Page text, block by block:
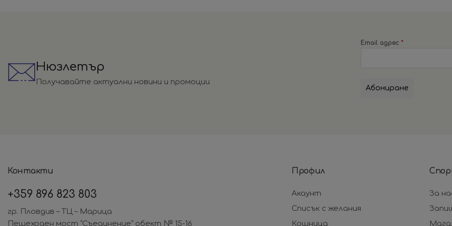
Нюзлетър
Получавайте актуални новини и промоции
Email адрес *
Абониране
Контакти
+359 896 823 803
гр. Пловдив – ТЦ – Марица
Пешеходен мост “Съединение” обект № 15-16
Профил
Акаунт
Списък с желания
Кошница
За